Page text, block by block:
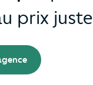
prix juste